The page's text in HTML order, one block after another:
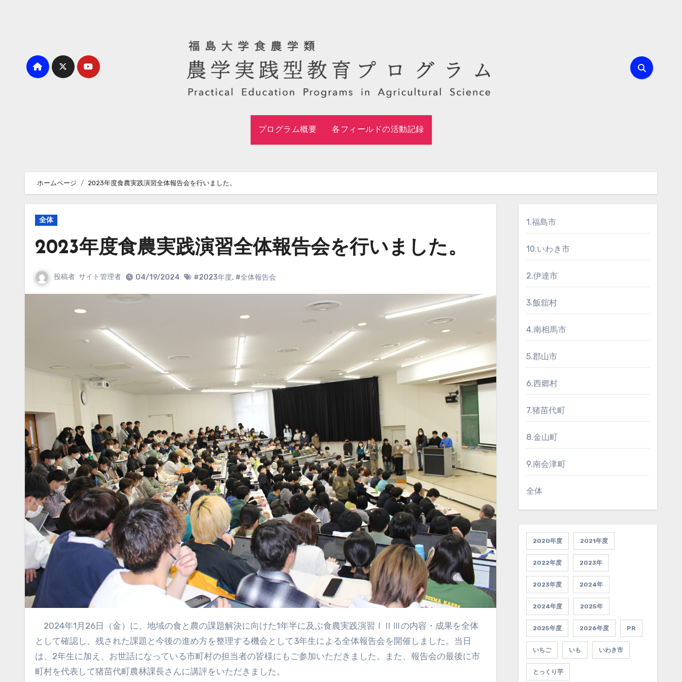
プログラム概要 各フィールドの活動記録
ホームページ 2023年度食農実践演習全体報告会を行いました。
全体
2023年度食農実践演習全体報告会を行いました。
投稿者 サイト管理者 04/19/2024 #2023年度, #全体報告会
2024年1月26日（金）に、地域の食と農の課題解決に向けた1年半に及ぶ食農実践演習ⅠⅡⅢの内容・成果を全体
として確認し、残された課題と今後の進め方を整理する機会として3年生による全体報告会を開催しました。当日
は、2年生に加え、お世話になっている市町村の担当者の皆様にもご参加いただきました。また、報告会の最後に市
町村を代表して猪苗代町農林課長さんに講評をいただきました。
1.福島市
10.いわき市
2.伊達市
3.飯舘村
4.南相馬市
5.郡山市
6.西郷村
7.猪苗代町
8.金山町
9.南会津町
全体
2020年度 2021年度
2022年度 2023年
2023年度 2024年
2024年度 2025年
2025年度 2026年度 PR
いちご いも いわき市
とっくり芋